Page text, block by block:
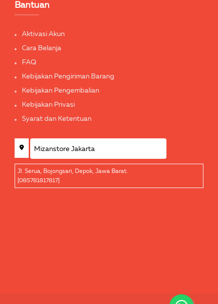
Bantuan
Aktivasi Akun
Cara Belanja
FAQ
Kebijakan Pengiriman Barang
Kebijakan Pengembalian
Kebijakan Privasi
Syarat dan Ketentuan
Jl. Serua, Bojongsari, Depok, Jawa Barat.
[085781817817]